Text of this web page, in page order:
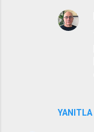
YANITLA